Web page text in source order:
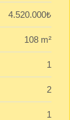
4.520.000₺
108 m²
1
2
1